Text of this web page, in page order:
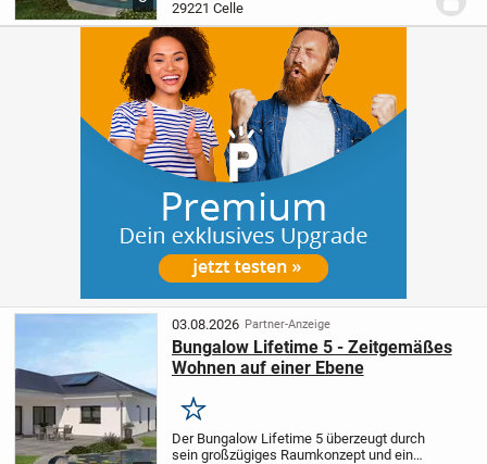
Wünschen zu gestalten. Mit einer
Wohnfläche von 142,02 m², verteilt auf
vier Räume...
29221 Celle
03.08.2026 Partner-Anzeige
Bungalow Lifetime 5 - Zeitgemäßes
Wohnen auf einer Ebene
Merken
Der Bungalow Lifetime 5 überzeugt durch
sein großzügiges Raumkonzept und eine